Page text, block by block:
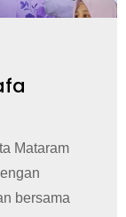
Mataram
bersama